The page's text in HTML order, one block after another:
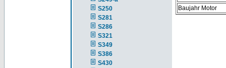
S250
S281
S286
S321
S349
S386
S430
Baujahr Motor